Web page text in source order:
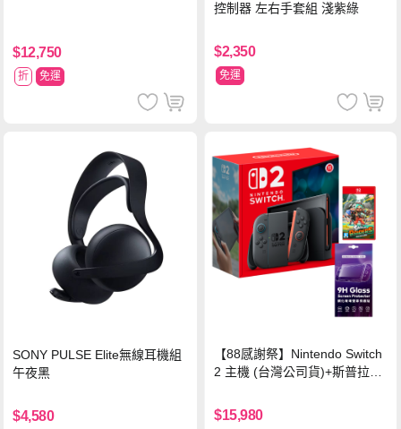
$12,750
折 免運
控制器 左右手套組 淺紫綠
$2,350
免運
SONY PULSE Elite無線耳機組
午夜黑
$4,580
【88感謝祭】Nintendo Switch
2 主機 (台灣公司貨)+斯普拉遁
$15,980